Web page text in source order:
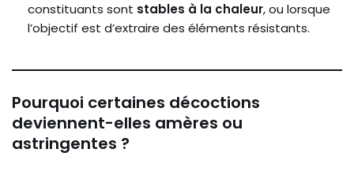
constituants sont stables à la chaleur, ou lorsque
l’objectif est d’extraire des éléments résistants.
Pourquoi certaines décoctions
deviennent-elles amères ou
astringentes ?